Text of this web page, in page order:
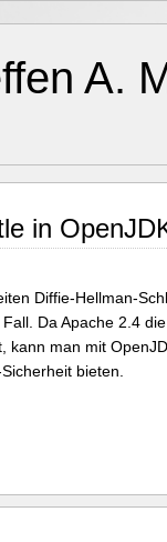
A.
in
Diffie-Hellman-
Da Apache 2.4
man mit
bieten.